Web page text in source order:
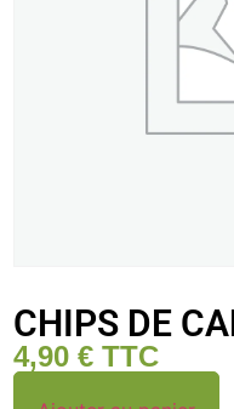
CHIPS DE
4,90€ TTC